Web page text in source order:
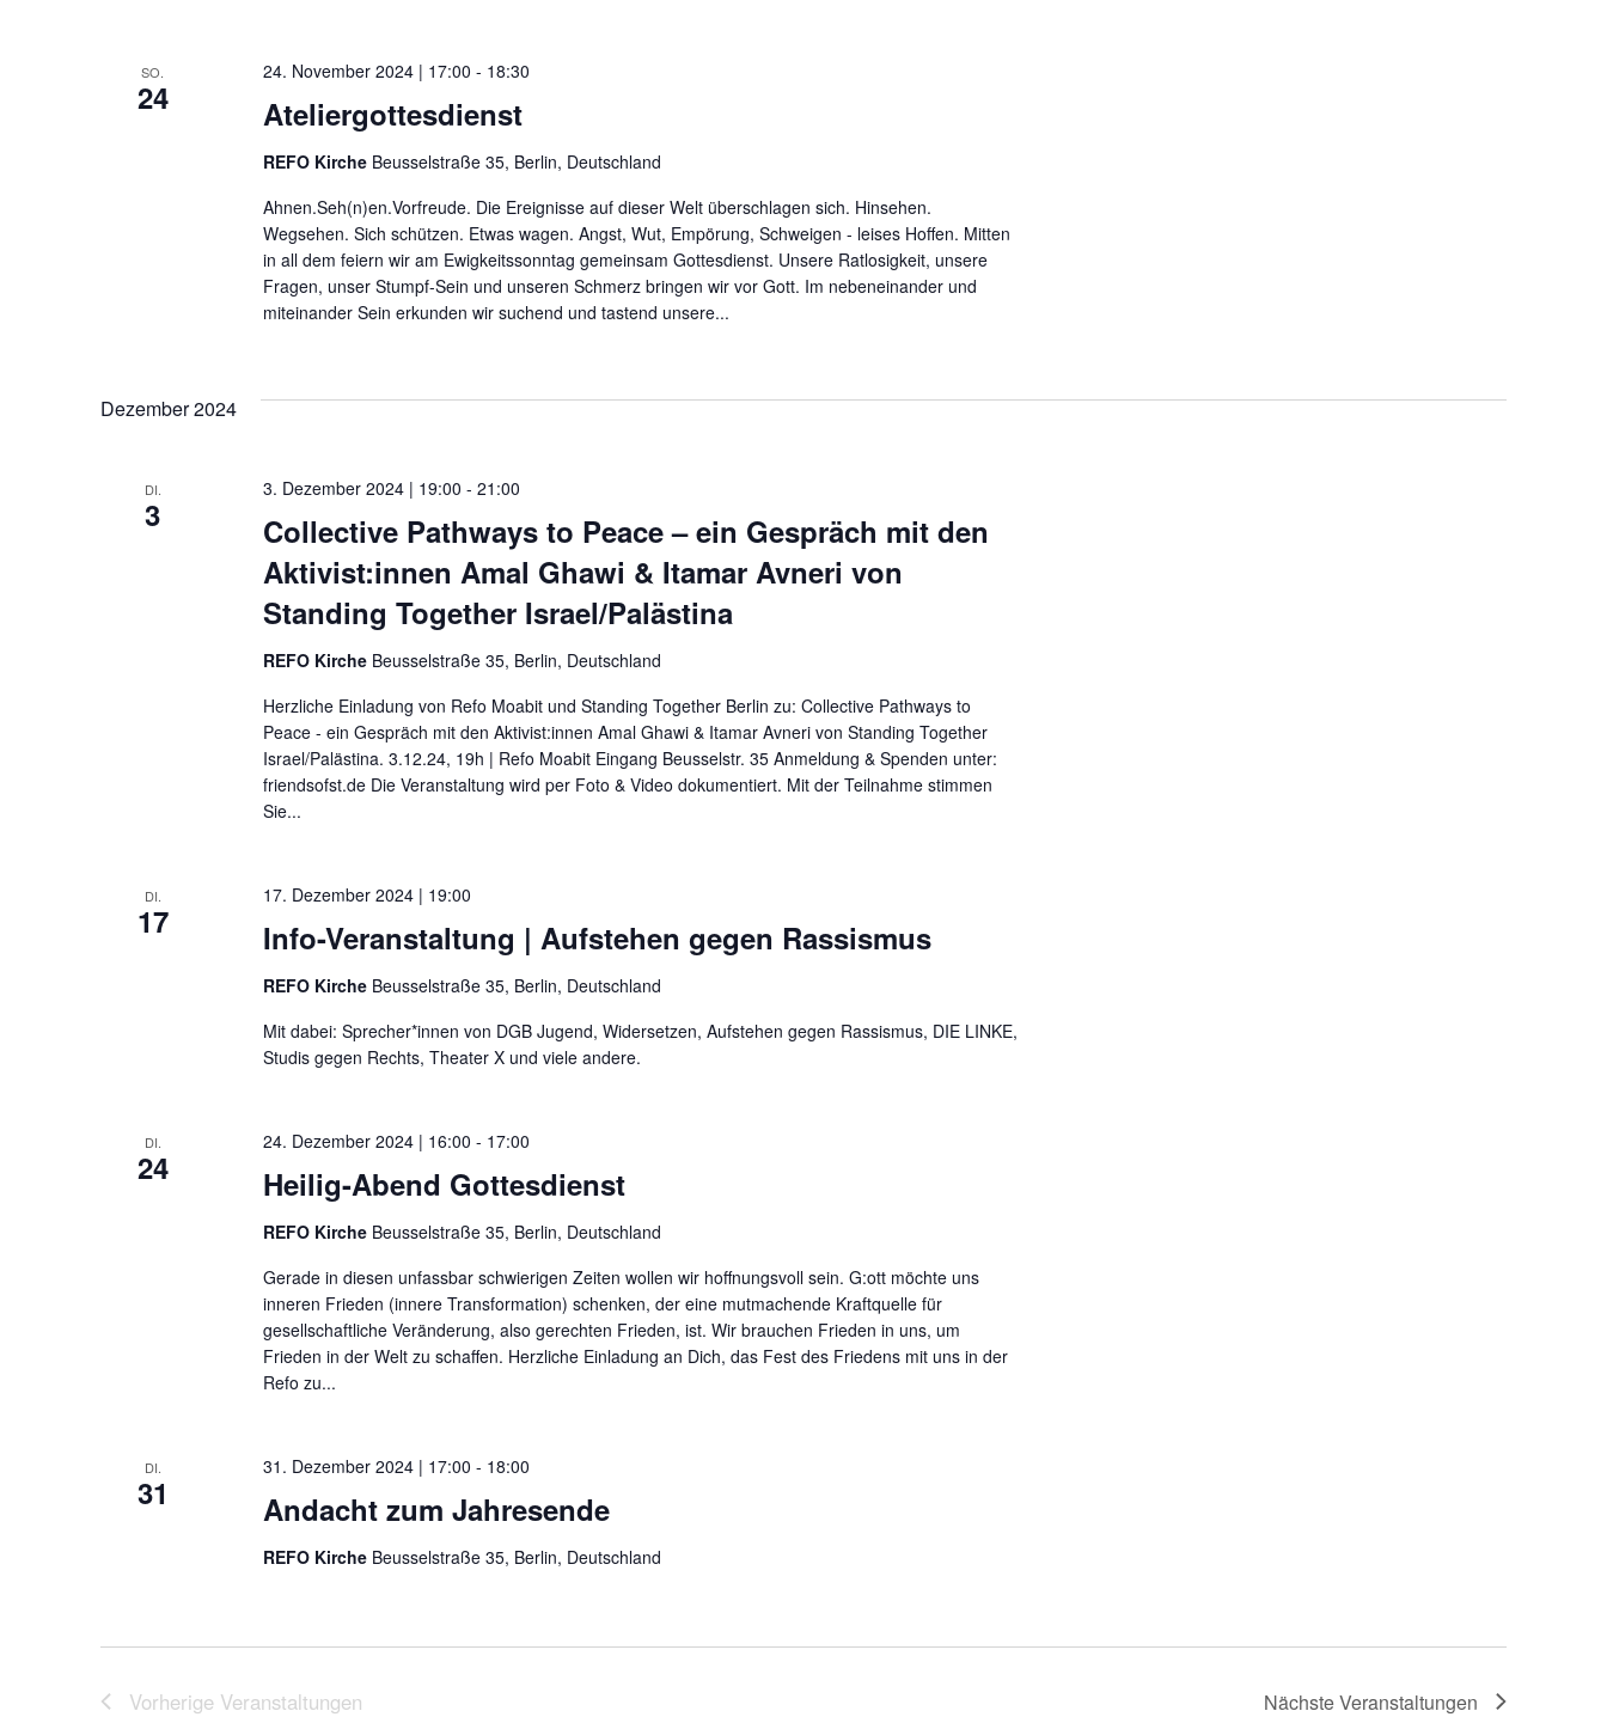
SO.
24 Ateliergottesdienst
24. November 2024 | 17:00 - 18:30
REFO Kirche Beusselstraße 35, Berlin, Deutschland
Ahnen.Seh(n)en.Vorfreude. Die Ereignisse auf dieser Welt überschlagen sich. Hinsehen.
Wegsehen. Sich schützen. Etwas wagen. Angst, Wut, Empörung, Schweigen - leises Hoffen. Mitten
in all dem feiern wir am Ewigkeitssonntag gemeinsam Gottesdienst. Unsere Ratlosigkeit, unsere
Fragen, unser Stumpf-Sein und unseren Schmerz bringen wir vor Gott. Im nebeneinander und
miteinander Sein erkunden wir suchend und tastend unsere...
Dezember 2024
DI.
3
Collective Pathways to Peace – ein Gespräch mit den
Aktivist:innen Amal Ghawi & Itamar Avneri von
Standing Together Israel/Palästina
3. Dezember 2024 | 19:00 - 21:00
REFO Kirche Beusselstraße 35, Berlin, Deutschland
Herzliche Einladung von Refo Moabit und Standing Together Berlin zu: Collective Pathways to
Peace - ein Gespräch mit den Aktivist:innen Amal Ghawi & Itamar Avneri von Standing Together
Israel/Palästina. 3.12.24, 19h | Refo Moabit Eingang Beusselstr. 35 Anmeldung & Spenden unter:
friendsofst.de Die Veranstaltung wird per Foto & Video dokumentiert. Mit der Teilnahme stimmen
Sie...
DI.
17 Info-Veranstaltung | Aufstehen gegen Rassismus
17. Dezember 2024 | 19:00
REFO Kirche Beusselstraße 35, Berlin, Deutschland
Mit dabei: Sprecher*innen von DGB Jugend, Widersetzen, Aufstehen gegen Rassismus, DIE LINKE,
Studis gegen Rechts, Theater X und viele andere.
DI.
24 Heilig-Abend Gottesdienst
24. Dezember 2024 | 16:00 - 17:00
REFO Kirche Beusselstraße 35, Berlin, Deutschland
Gerade in diesen unfassbar schwierigen Zeiten wollen wir hoffnungsvoll sein. G:ott möchte uns
inneren Frieden (innere Transformation) schenken, der eine mutmachende Kraftquelle für
gesellschaftliche Veränderung, also gerechten Frieden, ist. Wir brauchen Frieden in uns, um
Frieden in der Welt zu schaffen. Herzliche Einladung an Dich, das Fest des Friedens mit uns in der
Refo zu...
DI.
31 Andacht zum Jahresende
31. Dezember 2024 | 17:00 - 18:00
REFO Kirche Beusselstraße 35, Berlin, Deutschland
Vorherige Veranstaltungen NächsteVeranstaltungen